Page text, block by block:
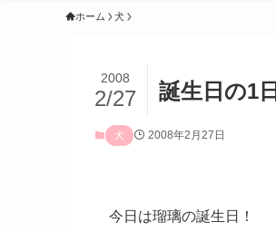
ホーム 犬
誕生日の1日
2008
2/27
犬 2008年2月27日
今日は瑠璃の誕生日！